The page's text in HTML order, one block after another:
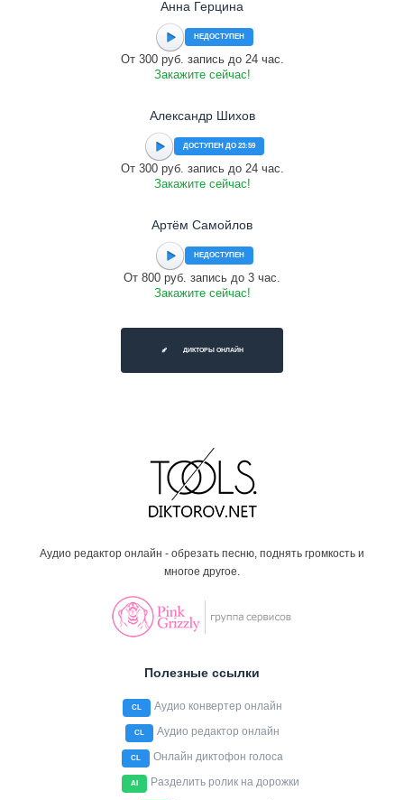
Анна Герцина
НЕДОСТУПЕН
От 300 руб. запись до 24 час.
Закажите сейчас!
Александр Шихов
ДОСТУПЕН ДО 23:59
От 300 руб. запись до 24 час.
Закажите сейчас!
Артём Самойлов
НЕДОСТУПЕН
От 800 руб. запись до 3 час.
Закажите сейчас!
ДИКТОРЫ ОНЛАЙН
Аудио редактор онлайн - обрезать песню, поднять громкость и
многое другое.
Полезные ссылки
CL Аудио конвертер онлайн
CL Аудио редактор онлайн
CL Онлайн диктофон голоса
AI Разделить ролик на дорожки